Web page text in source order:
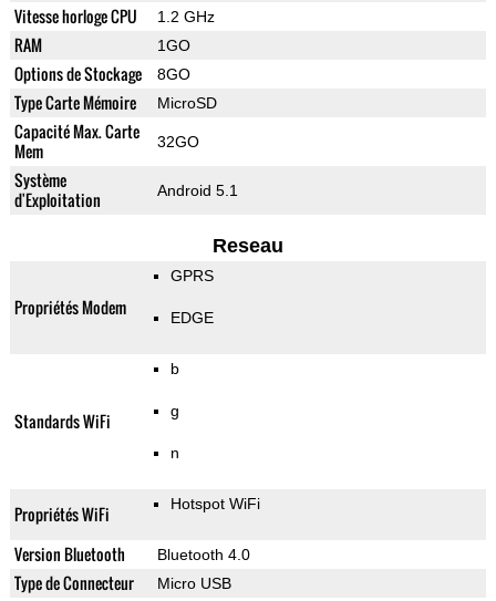
Vitesse horloge CPU 1.2 GHz
RAM 1GO
Options de Stockage 8GO
Type Carte Mémoire MicroSD
Capacité Max. Carte
Mem
32GO
Système
d'Exploitation
Android 5.1
Reseau
Propriétés Modem
GPRS
EDGE
Standards WiFi
b
g
n
Propriétés WiFi Hotspot WiFi
Version Bluetooth Bluetooth 4.0
Type de Connecteur Micro USB